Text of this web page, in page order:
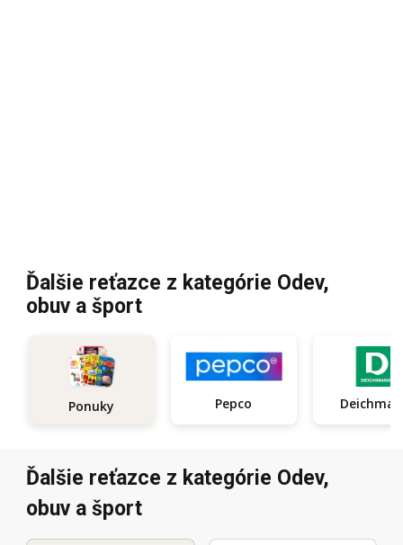
Ďalšie reťazce z kategórie Odev,
obuv a šport
Ponuky Pepco
Ďalšie reťazce z kategórie Odev,
obuv a šport